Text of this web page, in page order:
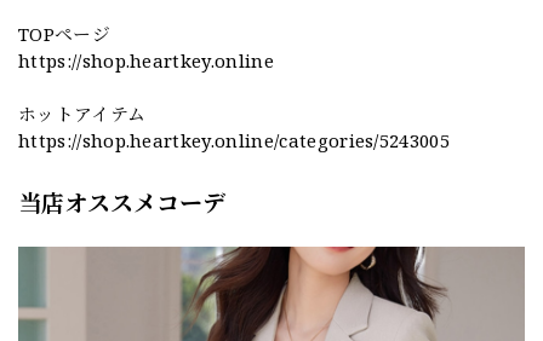
TOPページ
https://shop.heartkey.online
ホットアイテム
https://shop.heartkey.online/categories/5243005
当店オススメコーデ